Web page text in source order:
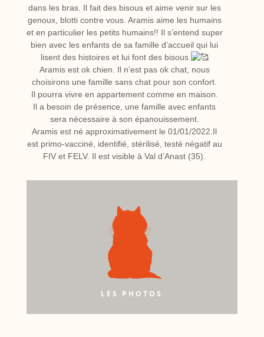
dans les bras. Il fait des bisous et aime venir sur les
genoux, blotti contre vous. Aramis aime les humains
et en particulier les petits humains!! Il s’entend super
bien avec les enfants de sa famille d’accueil qui lui
lisent des histoires et lui font des bisous
Aramis est ok chien. Il n’est pas ok chat, nous
choisirons une famille sans chat pour son confort.
Il pourra vivre en appartement comme en maison.
Il a besoin de présence, une famille avec enfants
sera nécessaire à son épanouissement.
Aramis est né approximativement le 01/01/2022.Il
est primo-vacciné, identifié, stérilisé, testé négatif au
FIV et FELV. Il est visible à Val d’Anast (35).
LES PHOTOS